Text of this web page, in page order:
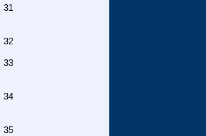
31
32
33
34
35